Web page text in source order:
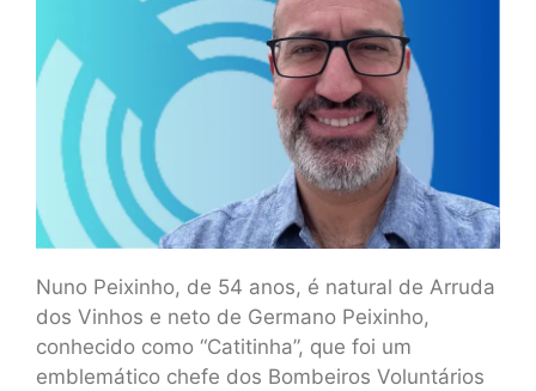
Nuno Peixinho, de 54 anos, é natural de Arruda
dos Vinhos e neto de Germano Peixinho,
conhecido como “Catitinha”, que foi um
emblemático chefe dos Bombeiros Voluntários